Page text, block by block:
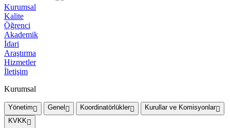
Kurumsal
Kalite
Öğrenci
Akademik
İdari
Araştırma
Hizmetler
İletişim
Kurumsal
Yönetim Genel Koordinatörlükler
Kurullar ve Komisyonlar
KVKK